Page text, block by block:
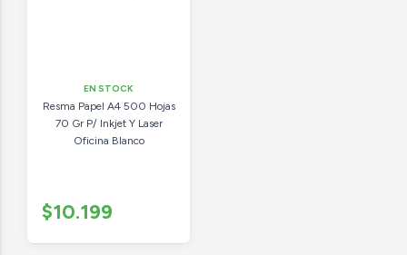
EN STOCK
Resma Papel A4 500 Hojas
70 Gr P/ Inkjet Y Laser
Oficina Blanco
$10.199